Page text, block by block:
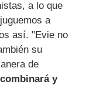
a lo que
a
así. "Evie no
su
de
y